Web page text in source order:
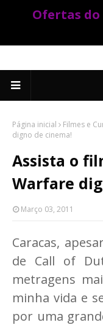
Ofertas
Página inicial Filmes e
digno de cinema!
Assista o
Warfare
Março 03, 2011
Caracas,
de Call of
metragens
minha vida e
por uma